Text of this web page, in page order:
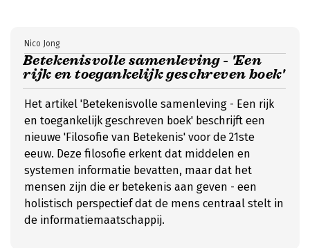
Betekenisvolle samenleving - 'Een
rijk en toegankelijk geschreven boek'
Nico Jong
Het artikel 'Betekenisvolle samenleving - Een rijk
en toegankelijk geschreven boek' beschrijft een
nieuwe 'Filosofie van Betekenis' voor de 21ste
eeuw. Deze filosofie erkent dat middelen en
systemen informatie bevatten, maar dat het
mensen zijn die er betekenis aan geven - een
holistisch perspectief dat de mens centraal stelt in
de informatiemaatschappij.